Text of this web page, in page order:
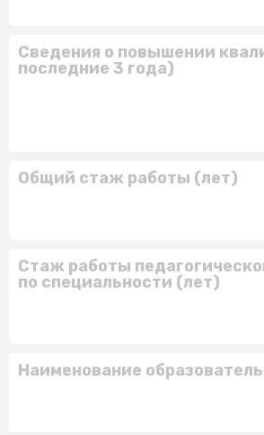
Сведения о повышении
последние 3 года)
Общий стаж работы (лет)
Стаж работы
по специальности (лет)
Наименование